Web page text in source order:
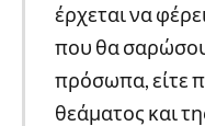
έρχεται να
που θα
πρόσωπα, είτε
θεάματος και